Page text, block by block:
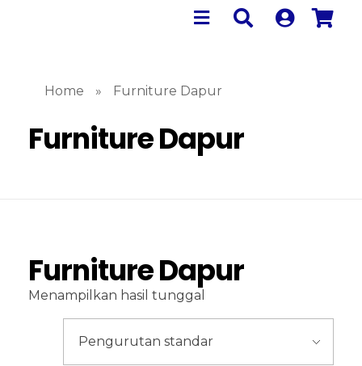
Home » Furniture Dapur
Furniture Dapur
Furniture Dapur
Menampilkan hasil tunggal